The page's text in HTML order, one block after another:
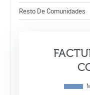
Resto De Comunidades